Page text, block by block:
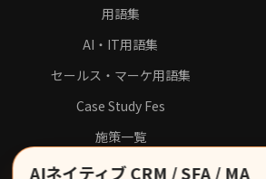
用語集
AI・IT用語集
セールス・マーケ用語集
Case Study Fes
施策一覧
AIネイティブ CRM / SFA / MA